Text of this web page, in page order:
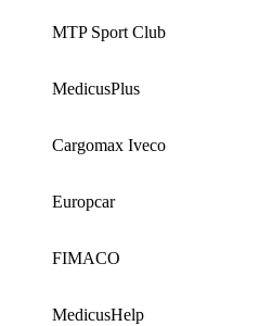
MTP Sport Club
MedicusPlus
Cargomax Iveco
Europcar
FIMACO
MedicusHelp